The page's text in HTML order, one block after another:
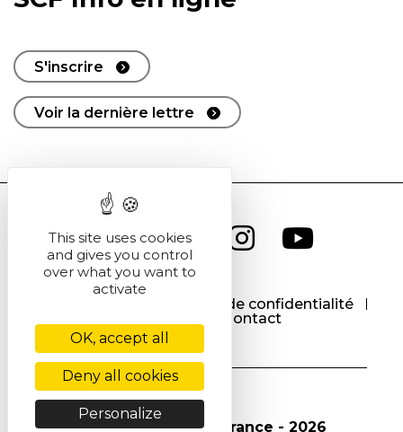
S'inscrire
Voir la dernière lettre
Politique de confidentialité
Contact
© Société Chimique de France - 2026
This site uses cookies
and gives you control
over what you want to
activate
OK, accept all
Deny all cookies
Personalize